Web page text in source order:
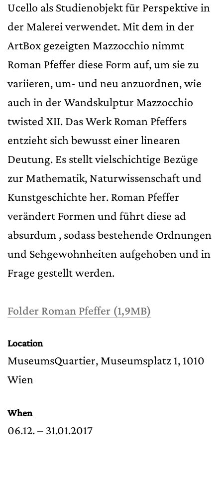
Ucello als Studienobjekt für Perspektive in
der Malerei verwendet. Mit dem in der
ArtBox gezeigten Mazzocchio nimmt
Roman Pfeffer diese Form auf, um sie zu
variieren, um- und neu anzuordnen, wie
auch in der Wandskulptur Mazzocchio
twisted XII. Das Werk Roman Pfeffers
entzieht sich bewusst einer linearen
Deutung. Es stellt vielschichtige Bezüge
zur Mathematik, Naturwissenschaft und
Kunstgeschichte her. Roman Pfeffer
verändert Formen und führt diese ad
absurdum , sodass bestehende Ordnungen
und Sehgewohnheiten aufgehoben und in
Frage gestellt werden.
Folder Roman Pfeffer (1,9MB)
Location
MuseumsQuartier, Museumsplatz 1, 1010
Wien
When
06.12. – 31.01.2017